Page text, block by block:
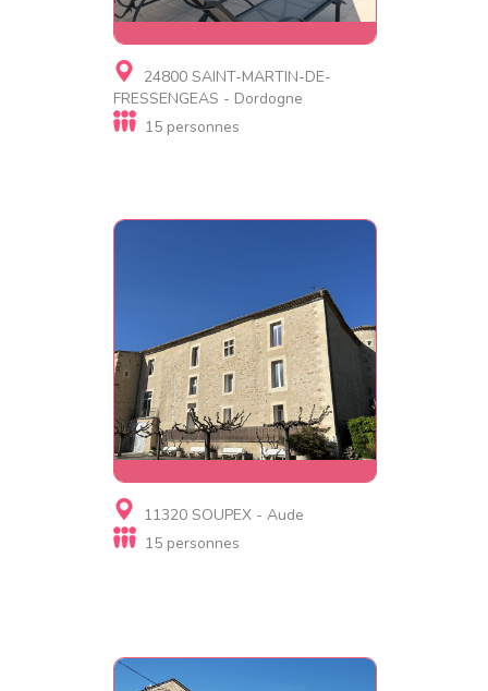
Gite, Gite de luxe
Belle Demeure Périgourdine.
24800 SAINT-MARTIN-DE-
FRESSENGEAS - Dordogne
15 personnes
Gite
Le château de Soupex
11320 SOUPEX - Aude
15 personnes